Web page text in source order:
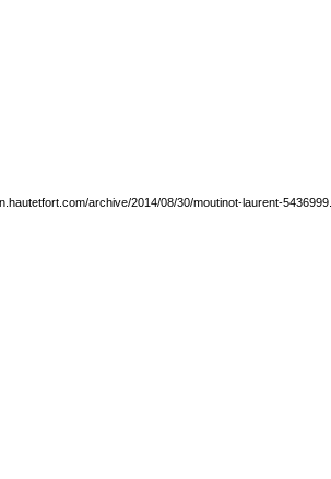
archive/2014/08/30/moutinot-laurent-